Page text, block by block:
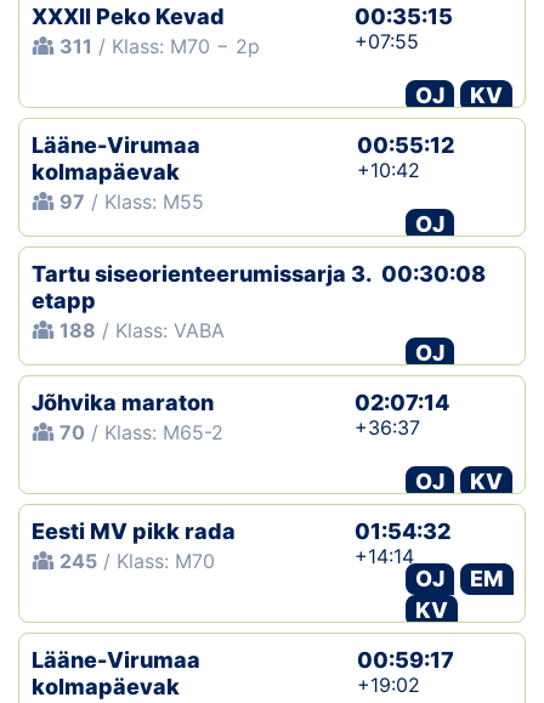
XXXII Peko Kevad
311 / Klass: M70 − 2p
00:35:15
+07:55
OJ
KV
Lääne-Virumaa
kolmapäevak
97 / Klass: M55
00:55:12
+10:42
OJ
Tartu siseorienteerumissarja 3.
etapp
188 / Klass: VABA
00:30:08
OJ
Jõhvika maraton
70 / Klass: M65-2
02:07:14
+36:37
OJ
KV
Eesti MV pikk rada
245 / Klass: M70
01:54:32
+14:14
OJ
EM
KV
Lääne-Virumaa
kolmapäevak
00:59:17
+19:02